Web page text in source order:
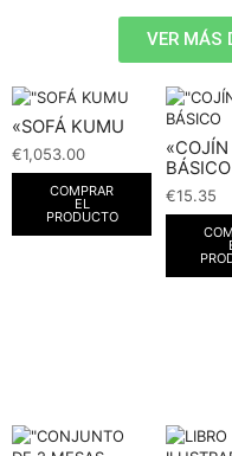
VER MÁS
«SOFÁ KUMU
€1,053.00
COMPRAR
EL
PRODUCTO
«COJÍN
BÁSICO
€15.35